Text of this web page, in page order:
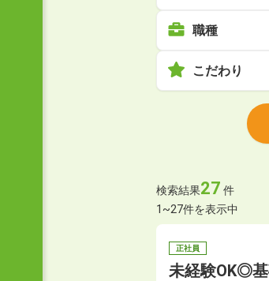
職種
こだわり
検索結果27 件
1~27件を表示中
正社員
未経験OK◎